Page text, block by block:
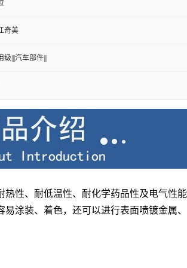
奇美
级|||汽车部件|||
性、耐低温性、耐化学药品性及电气性
易涂装、着色，还可以进行表面喷镀金属